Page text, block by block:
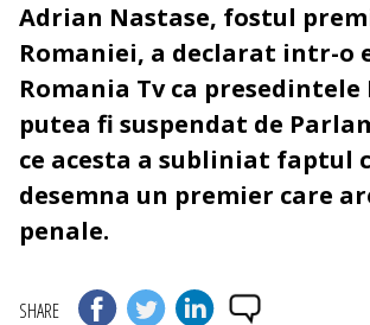
Adrian Nastase, fostul
Romaniei, a declarat intr-o
Romania Tv ca
putea fi suspendat de
ce acesta a subliniat faptul
desemna un premier care
penale.
SHARE